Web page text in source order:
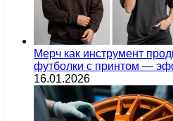
Мерч как инструмент
футболки с принтом —
16.01.2026